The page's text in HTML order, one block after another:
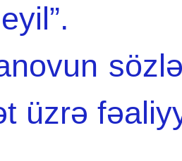
üzrə